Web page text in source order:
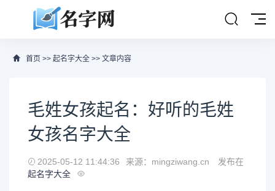
首页 >> 起名字大全 >> 文章内容
毛姓女孩起名：好听的毛姓
女孩名字大全
2025-05-12 11:44:36 来源：mingziwang.cn
发布在
起名字大全